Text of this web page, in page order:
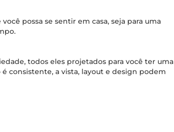
possa se sentir em casa, seja para uma
todos eles projetados para você ter uma
consistente, a vista, layout e design podem